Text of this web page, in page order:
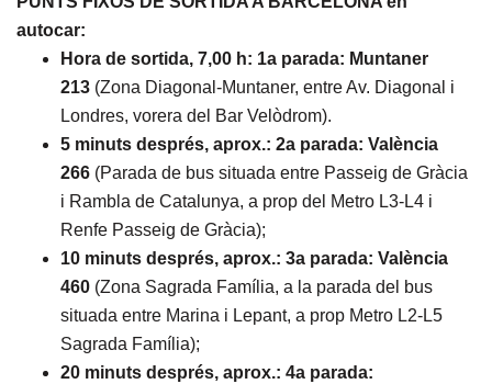
autocar:
Hora de sortida, 7,00 h: 1a parada: Muntaner
213 (Zona Diagonal-Muntaner, entre Av. Diagonal i
Londres, vorera del Bar Velòdrom).
5 minuts després, aprox.: 2a parada: València
266 (Parada de bus situada entre Passeig de Gràcia
i Rambla de Catalunya, a prop del Metro L3-L4 i
Renfe Passeig de Gràcia);
10 minuts després, aprox.: 3a parada: València
460 (Zona Sagrada Família, a la parada del bus
situada entre Marina i Lepant, a prop Metro L2-L5
Sagrada Família);
20 minuts després, aprox.: 4a parada: